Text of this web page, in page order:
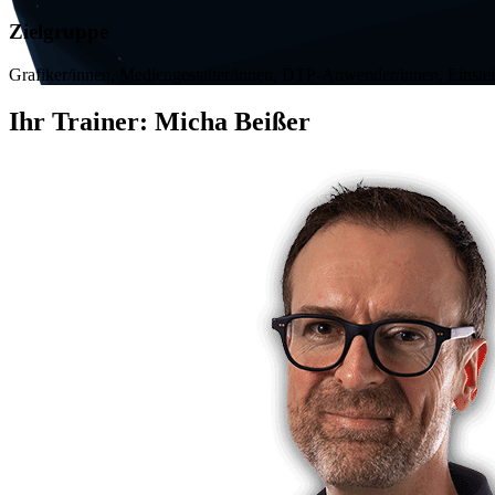
Zielgruppe
Grafiker/innen, Mediengestalter/innen, DTP-Anwender/innen,
Ihr Trainer: Micha Beißer